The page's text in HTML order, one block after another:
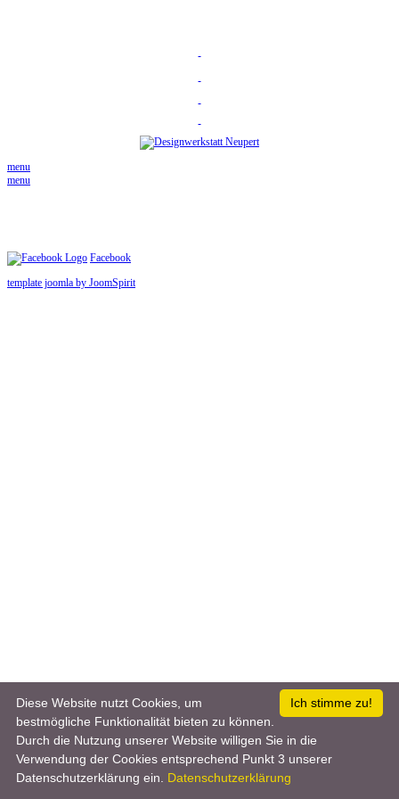
menu
menu
Facebook
template joomla by JoomSpirit
Ich stimme zu!
Diese Website nutzt Cookies, um
bestmögliche Funktionalität bieten zu können.
Durch die Nutzung unserer Website willigen Sie in die
Verwendung der Cookies entsprechend Punkt 3 unserer
Datenschutzerklärung ein. Datenschutzerklärung